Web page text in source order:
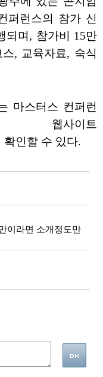
퍼런스의 참가 신
되며, 참가비 15만
, 교육자료, 숙식
마스터스 컨퍼런
사이트
확인할 수 있다.
이라면 소개정도만